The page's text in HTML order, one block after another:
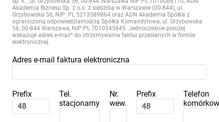
Akademia Biznesu Sp. z o.o. z siedzibą w Warszawie (00-844), ul.
Grzybowska 56, NIP: PL 5213589864 oraz ADN Akademia Spółka z
ograniczoną odpowiedzialnością Spółka Komandytowa, ul. Grzybowska
56, 00-844 Warszawa, NIP:PL 7010545845. Jednocześnie poniżej
wskazuje adres e-mail* do otrzymywania faktur przesłanych w formie
elektronicznej.
Adres e-mail faktura elektroniczna
Prefix
Tel.
stacjonarny
Nr.
wew.
Prefix
Telefon